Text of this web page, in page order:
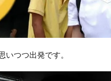
つつ出発です。